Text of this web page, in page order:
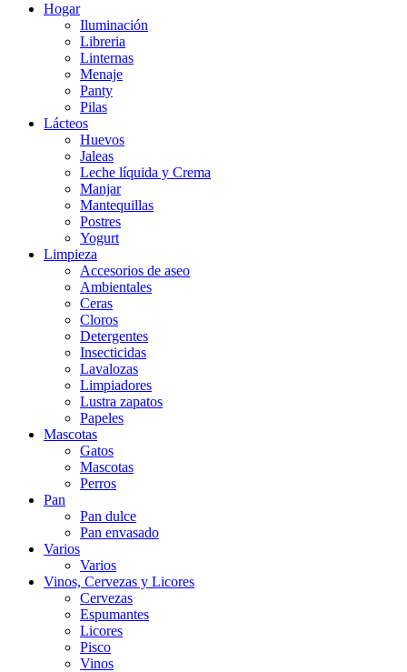
Hogar
Iluminación
Libreria
Linternas
Menaje
Panty
Pilas
Lácteos
Huevos
Jaleas
Leche líquida y Crema
Manjar
Mantequillas
Postres
Yogurt
Limpieza
Accesorios de aseo
Ambientales
Ceras
Cloros
Detergentes
Insecticidas
Lavalozas
Limpiadores
Lustra zapatos
Papeles
Mascotas
Gatos
Mascotas
Perros
Pan
Pan dulce
Pan envasado
Varios
Varios
Vinos, Cervezas y Licores
Cervezas
Espumantes
Licores
Pisco
Vinos